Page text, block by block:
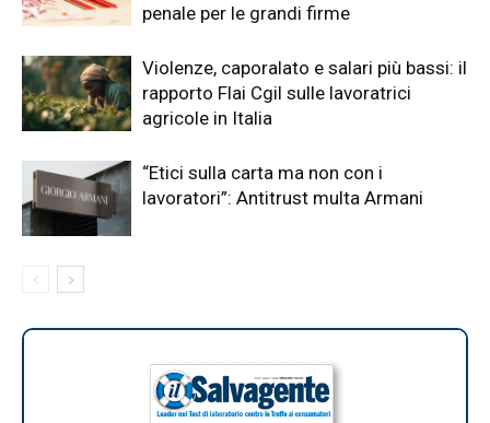
penale per le grandi firme
Violenze, caporalato e salari più bassi: il
rapporto Flai Cgil sulle lavoratrici
agricole in Italia
“Etici sulla carta ma non con i
lavoratori”: Antitrust multa Armani